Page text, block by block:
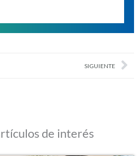
SIGUIENTE
de interés